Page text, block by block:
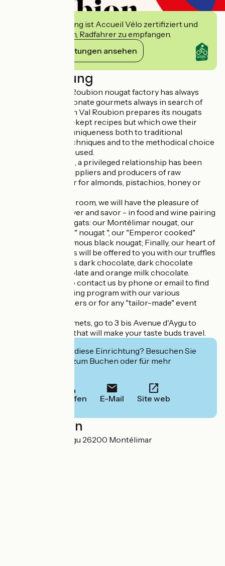
Diese Einrichtung ist Accueil Vélo zertifiziert und
verpflichtet sich, Radfahrer zu empfangen.
Ihre Verpflichtungen ansehen
Beschreibung
The artisanal Val Roubion nougat factory has always
been run by passionate gourmets always in search of
excellence. Maison Val Roubion prepares its nougats
according to well-kept recipes but which owe their
finesse and their uniqueness both to traditional
manufacturing techniques and to the methodical choice
of the ingredients used.
For all these years, a privileged relationship has been
forged with our suppliers and producers of raw
materials, whether for almonds, pistachios, honey or
In our new tasting room, we will have the pleasure of
making you discover and savor - in food and wine pairing
- 3 of our soft nougats: our Montélimar nougat, our
"cooked Adhémar" nougat ", our "Emperor cooked"
nougat and our famous black nougat; Finally, our heart of
nougat chocolates will be offered to you with our truffles
and our specialties dark chocolate, dark chocolate
coffee, milk chocolate and orange milk chocolate.
Do not hesitate to contact us by phone or email to find
out about the tasting program with our various
winegrower partners or for any "tailor-made" event
Gourmands, gourmets, go to 3 bis Avenue d'Aygu to
discover nougats that will make your taste buds travel.
Interessiert Sie diese Einrichtung? Besuchen Sie
deren Website zum Buchen oder für mehr
Anrufen E-Mail Site web
Localisation
3 Bis Avenue d'Aygu 26200 Montélimar